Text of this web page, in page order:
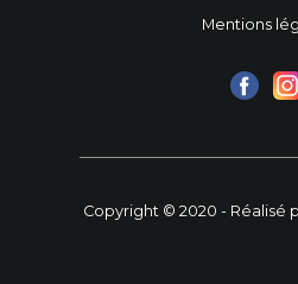
Mentions
Copyright © 2020 - Réalisé